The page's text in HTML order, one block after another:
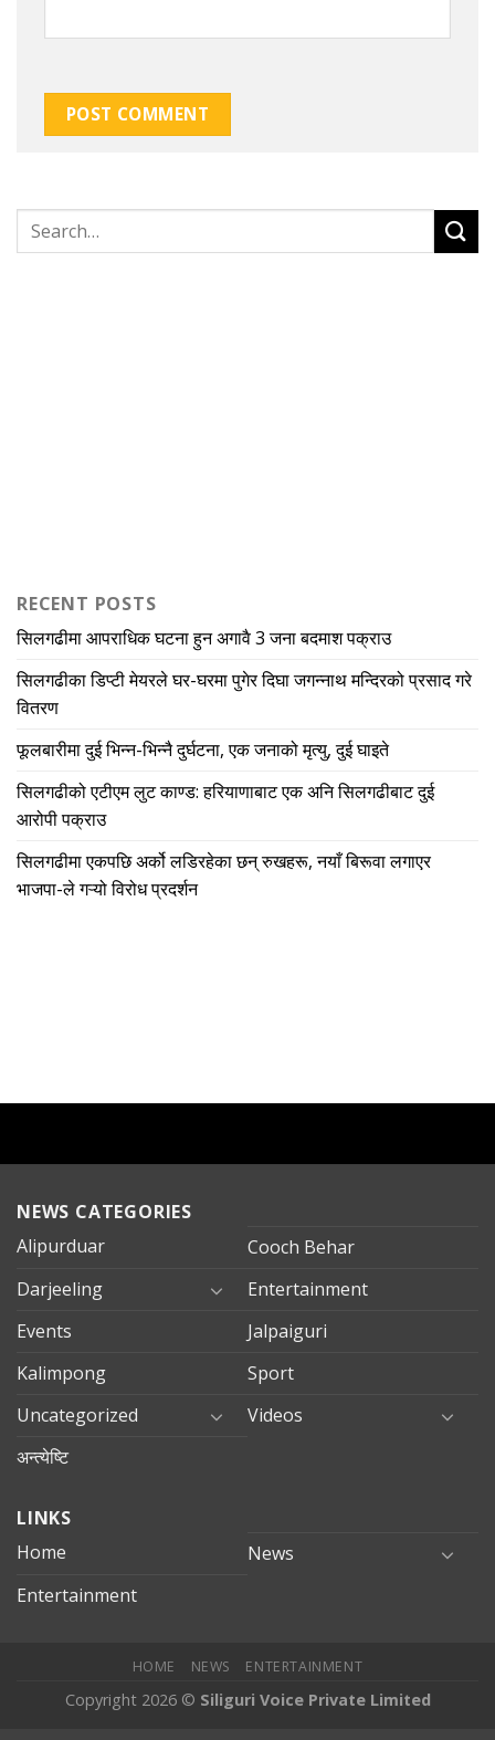
RECENT POSTS
सिलगढीमा आपराधिक घटना हुन अगावै 3 जना बदमाश पक्राउ
सिलगढीका डिप्टी मेयरले घर-घरमा पुगेर दिघा जगन्नाथ मन्दिरको प्रसाद गरे
वितरण
फूलबारीमा दुई भिन्न-भिन्नै दुर्घटना, एक जनाको मृत्यु, दुई घाइते
सिलगढीको एटीएम लुट काण्ड: हरियाणाबाट एक अनि सिलगढीबाट दुई
आरोपी पक्राउ
सिलगढीमा एकपछि अर्को लडिरहेका छन् रुखहरू, नयाँ बिरूवा लगाएर
भाजपा-ले गऱ्यो विरोध प्रदर्शन
NEWS CATEGORIES
Alipurduar
Cooch Behar
Darjeeling
Entertainment
Events
Jalpaiguri
Kalimpong
Sport
Uncategorized
Videos
अन्त्येष्टि
LINKS
Home
News
Entertainment
HOME NEWS ENTERTAINMENT
Copyright 2026 © Siliguri Voice Private Limited